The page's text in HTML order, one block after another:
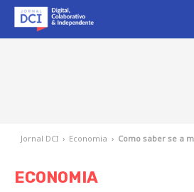
Jornal DCI › Economia › Como saber se a
ECONOMIA